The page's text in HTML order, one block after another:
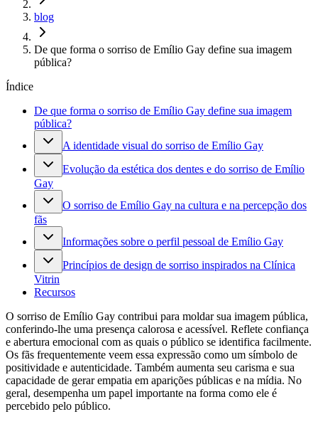
blog
De que forma o sorriso de Emílio Gay define sua imagem
pública?
Índice
De que forma o sorriso de Emílio Gay define sua imagem
pública?
A identidade visual do sorriso de Emílio Gay
Evolução da estética dos dentes e do sorriso de Emílio
Gay
O sorriso de Emílio Gay na cultura e na percepção dos
fãs
Informações sobre o perfil pessoal de Emílio Gay
Princípios de design de sorriso inspirados na Clínica
Vitrin
Recursos
O sorriso de Emílio Gay contribui para moldar sua imagem pública,
conferindo-lhe uma presença calorosa e acessível. Reflete confiança
e abertura emocional com as quais o público se identifica facilmente.
Os fãs frequentemente veem essa expressão como um símbolo de
positividade e autenticidade. Também aumenta seu carisma e sua
capacidade de gerar empatia em aparições públicas e na mídia. No
geral, desempenha um papel importante na forma como ele é
percebido pelo público.